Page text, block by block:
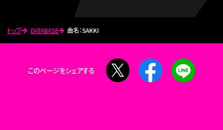
トップ DATABASE 曲名：SAKKI
このページをシェアする
Facebook